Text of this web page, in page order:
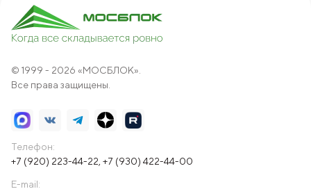
© 1999 - 2026 «МОСБЛОК».
Все права защищены.
Телефон:
+7 (920) 223-44-22 +7 (930) 422-44-00
E-mail: